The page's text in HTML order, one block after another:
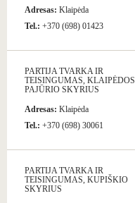
Adresas: Klaipėda
Tel.: +370 (698) 01423
PARTIJA TVARKA IR
TEISINGUMAS, KLAIPĖDOS
PAJŪRIO SKYRIUS
Adresas: Klaipėda
Tel.: +370 (698) 30061
PARTIJA TVARKA IR
TEISINGUMAS, KUPIŠKIO
SKYRIUS